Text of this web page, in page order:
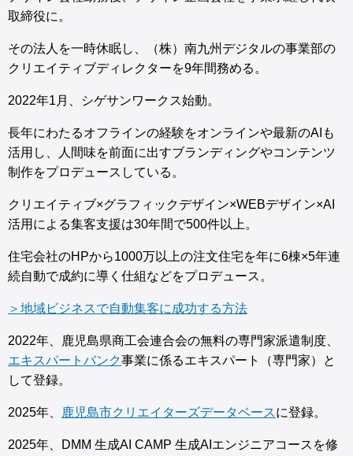
取締役に。
その法人を一時休眠し、（株）南九州デジタルの事業部の
クリエイティブディレクターを9年間務める。
2022年1月、シゲサンワークス始動。
長年にわたるオフラインの経験をオンラインや最新のAIも
活用し、人間味を前面に出すブランディングやコンテンツ
制作をプロデュースしている。
クリエイティブ×グラフィックデザイン×WEBデザイン×AI
活用による集客支援は30年間で500件以上。
住宅会社のHPから1000万以上の注文住宅を年に6棟×5年連
続自動で成約に導く仕組などをプロデュース。
＞地域ビジネスで自動集客に成功する方法
2022年、鹿児島県商工会連合会の無料の専門家派遣制度、
エキスパートバンク事業に係るエキスパート（専門家）と
して登録。
2025年、 鹿児島市クリエイターズデータベースに登録。
2025年、DMM 生成AI CAMP 生成AIエンジニアコースを修